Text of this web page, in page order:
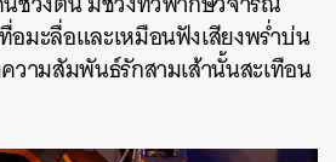
มะลื่อและเหมือนฟังเสียงพร่ำบ่น
วามสัมพันธ์รักสามเส้านั้นสะเทือน